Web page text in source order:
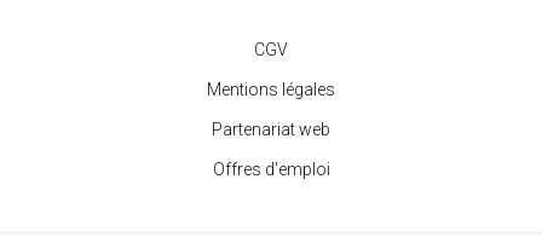
CGV
Mentions légales
Partenariat web
Offres d'emploi